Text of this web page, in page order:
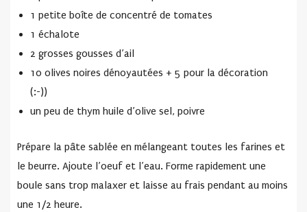
1 petite boîte de concentré de tomates
1 échalote
2 grosses gousses d’ail
10 olives noires dénoyautées + 5 pour la décoration
(:-))
un peu de thym huile d’olive sel, poivre
Prépare la pâte sablée en mélangeant toutes les farines et
le beurre. Ajoute l’oeuf et l’eau. Forme rapidement une
boule sans trop malaxer et laisse au frais pendant au moins
une 1/2 heure.